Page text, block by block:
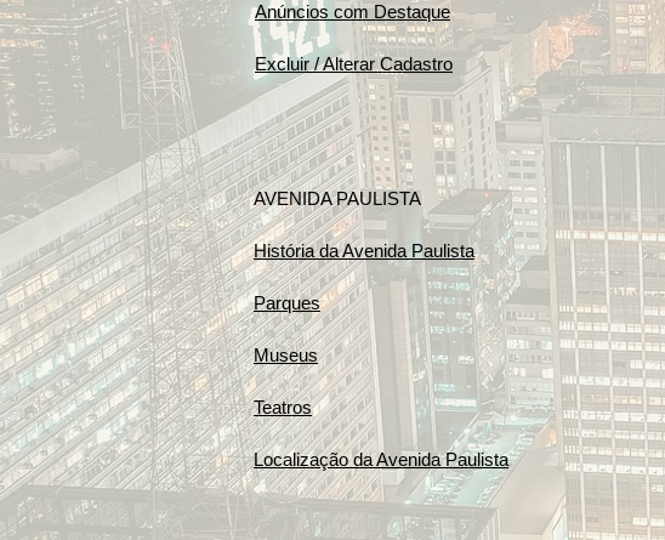
Anúncios com Destaque
Excluir / Alterar Cadastro
AVENIDA PAULISTA
História da Avenida Paulista
Parques
Museus
Teatros
Localização da Avenida Paulista